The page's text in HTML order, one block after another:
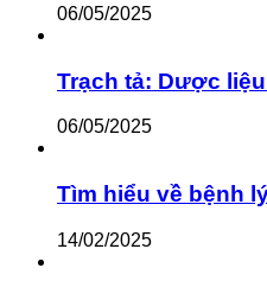
06/05/2025
Trạch tả: Dược
06/05/2025
Tìm hiểu về bệnh
14/02/2025